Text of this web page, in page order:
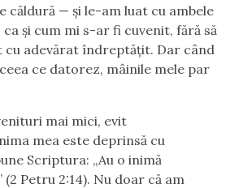
căldură — și le-am luat cu ambele
și cum mi s-ar fi cuvenit, fără să
cu adevărat îndreptățit. Dar când
ce datorez, mâinile mele par
mai mici, evit
mea este deprinsă cu
Scriptura: „Au o inimă
(2 Petru 2:14). Nu doar că am